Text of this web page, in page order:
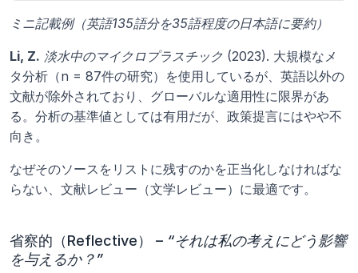
ミニ記載例（英語135語分を35語程度の日本語に要約）
Li, Z. 淡水中のマイクロプラスチック (2023). 大規模なメ
タ分析（n = 87件の研究）を使用しているが、英語以外の
文献が除外されており、グローバルな適用性に限界があ
る。分析の基準値としては有用だが、政策提言にはやや不
向き。
なぜそのソースをリストに残すのかを正当化しなければな
らない、文献レビュー（文学レビュー）に最適です。
省察的（Reflective） – “それは私の考えにどう影響
を与えるか？”